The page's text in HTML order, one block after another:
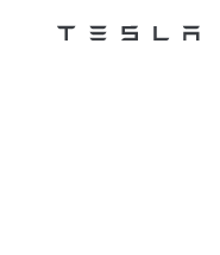
Tesla